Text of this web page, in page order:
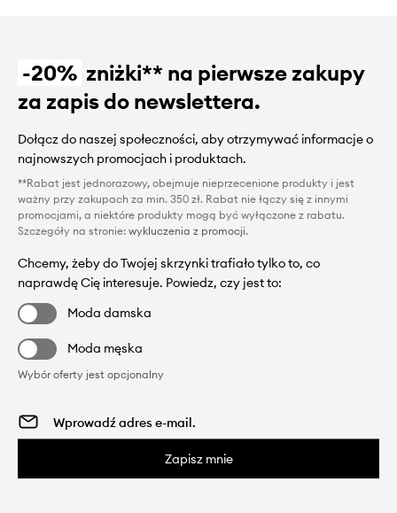
-20% zniżki** na pierwsze zakupy
za zapis do newslettera.
Dołącz do naszej społeczności, aby otrzymywać informacje o
najnowszych promocjach i produktach.
**Rabat jest jednorazowy, obejmuje nieprzecenione produkty i jest
ważny przy zakupach za min. 350 zł. Rabat nie łączy się z innymi
promocjami, a niektóre produkty mogą być wyłączone z rabatu.
Szczegóły na stronie: wykluczenia z promocji.
Chcemy, żeby do Twojej skrzynki trafiało tylko to, co
naprawdę Cię interesuje. Powiedz, czy jest to:
Moda damska
Moda męska
Wybór oferty jest opcjonalny
Zapisz mnie